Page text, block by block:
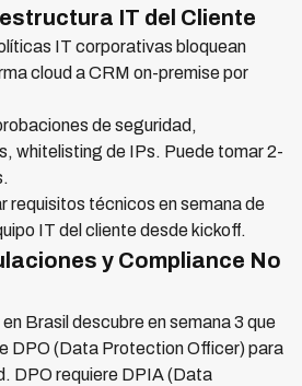
IT del Cliente
IT corporativas bloquean
cloud a CRM on-premise por
de seguridad,
whitelisting de IPs. Puede tomar 2-
requisitos técnicos en semana de
IT del cliente desde kickoff.
y Compliance No
Brasil descubre en semana 3 que
DPO (Data Protection Officer) para
DPO requiere DPIA (Data